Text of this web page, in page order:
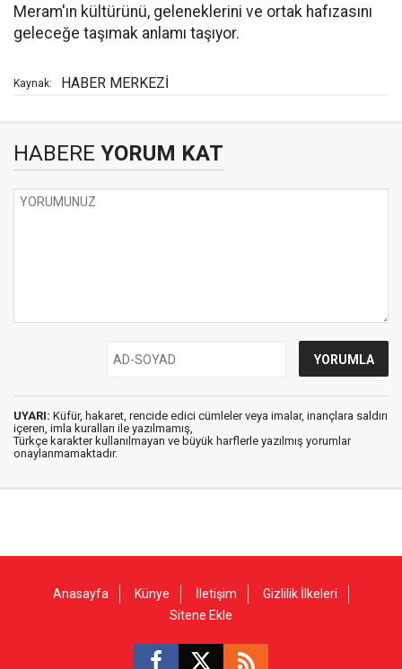
Meram'ın kültürünü, geleneklerini ve ortak hafızasını
geleceğe taşımak anlamı taşıyor.
Kaynak: HABER MERKEZİ
HABERE YORUM KAT
UYARI: Küfür, hakaret, rencide edici cümleler veya imalar, inançlara saldırı
içeren, imla kuralları ile yazılmamış,
Türkçe karakter kullanılmayan ve büyük harflerle yazılmış yorumlar
onaylanmamaktadır.
Anasayfa Künye İletişim
Gizlilik İlkeleri
Sitene Ekle